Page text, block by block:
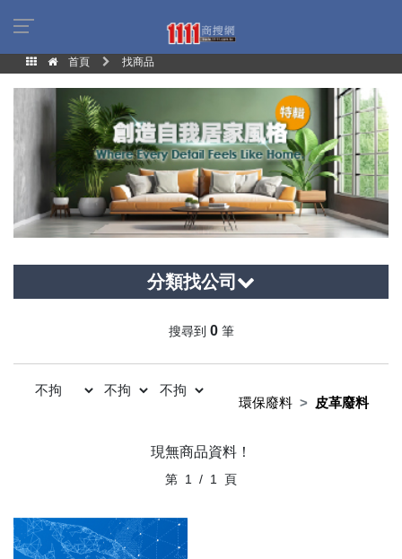
首頁 找商品
分類找公司
搜尋到 0 筆
環保廢料 皮革廢料
現無商品資料！
第 1 / 1 頁